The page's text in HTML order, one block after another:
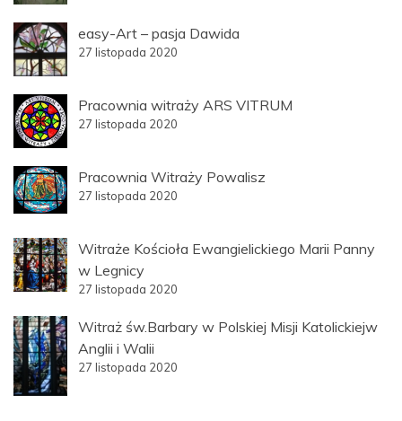
easy-Art – pasja Dawida
27 listopada 2020
Pracownia witraży ARS VITRUM
27 listopada 2020
Pracownia Witraży Powalisz
27 listopada 2020
Witraże Kościoła Ewangielickiego Marii Panny
w Legnicy
27 listopada 2020
Witraż św.Barbary w Polskiej Misji Katolickiejw
Anglii i Walii
27 listopada 2020